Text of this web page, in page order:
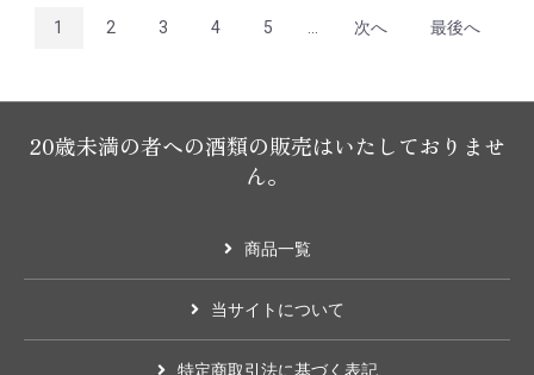
1 2 3 4 5 次へ 最後へ
20歳未満の者への酒類の販売はいたしておりませ
ん。
商品一覧
当サイトについて
特定商取引法に基づく表記